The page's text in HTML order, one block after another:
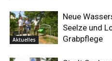
Aktuelles
Neue
Seelze und
Grabpflege